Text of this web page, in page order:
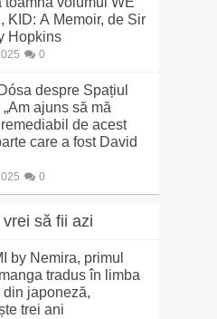
KID: A Memoir, de Sir
Hopkins
0
despre Spațiul
ajuns să mă
de acest
care a fost David
0
să fii azi
by Nemira, primul
tradus în limba
din japoneză,
trei ani